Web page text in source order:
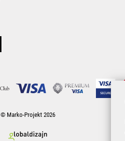
© Marko-Projekt 2026